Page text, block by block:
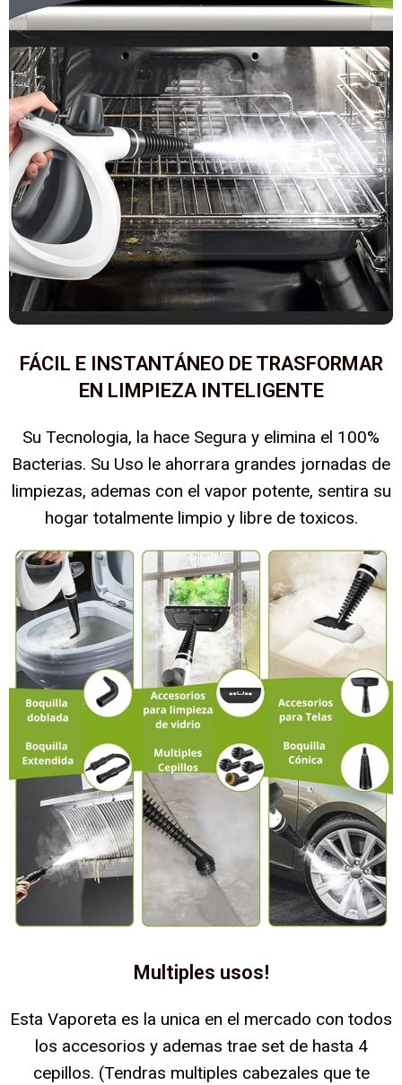
FÁCIL E INSTANTÁNEO DE TRASFORMAR
EN LIMPIEZA INTELIGENTE
Su Tecnologia, la hace Segura y elimina el 100%
Bacterias. Su Uso le ahorrara grandes jornadas de
limpiezas, ademas con el vapor potente, sentira su
hogar totalmente limpio y libre de toxicos.
Multiples usos!
Esta Vaporeta es la unica en el mercado con todos
los accesorios y ademas trae set de hasta 4
cepillos. (Tendras multiples cabezales que te